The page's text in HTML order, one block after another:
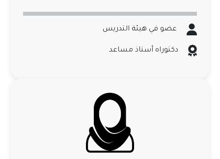
عضو في هيئة التدريس
دكتوراه أستاذ مساعد